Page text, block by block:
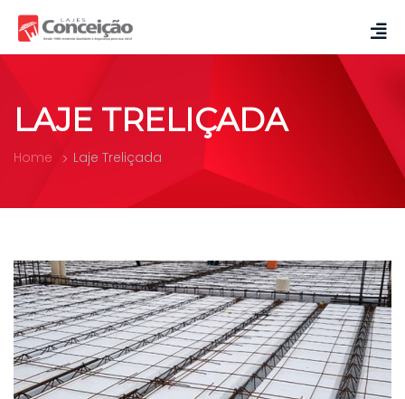
LAJE TRELIÇADA
Home Laje Treliçada